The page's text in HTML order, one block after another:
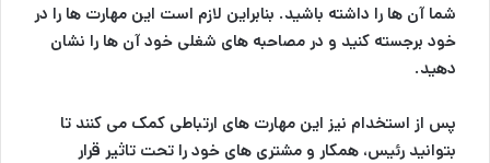
شما آن ها را داشته باشید. بنابراين لازم است این مهارت ها را در
خود برجسته کنید و در مصاحبه های شغلی خود آن ها را نشان
دهید.
پس از استخدام نیز این مهارت های ارتباطی کمک می کنند تا
بتوانید رئیس، همکار و مشتری های خود را تحت تاثیر قرار